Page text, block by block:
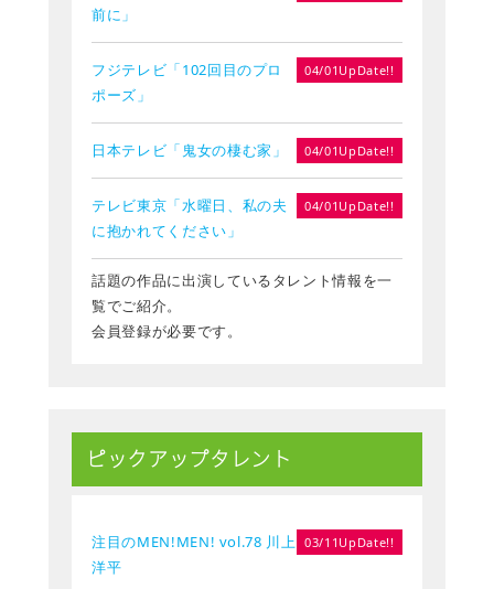
前に」
フジテレビ「102回目のプロ
ポーズ」
04/01UpDate!!
日本テレビ「鬼女の棲む家」 04/01UpDate!!
テレビ東京「水曜日、私の夫
に抱かれてください」
04/01UpDate!!
話題の作品に出演しているタレント情報を一
覧でご紹介。
会員登録が必要です。
ピックアップタレント
注目のMEN!MEN! vol.78 川上
洋平
03/11UpDate!!